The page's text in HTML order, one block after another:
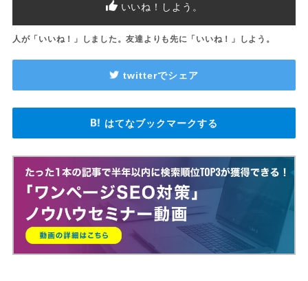
いいね！
しよう。
人が「いいね！」しました。友達よりも先に「いいね！」しよう。
twitterでシェア
はてなブックマークする